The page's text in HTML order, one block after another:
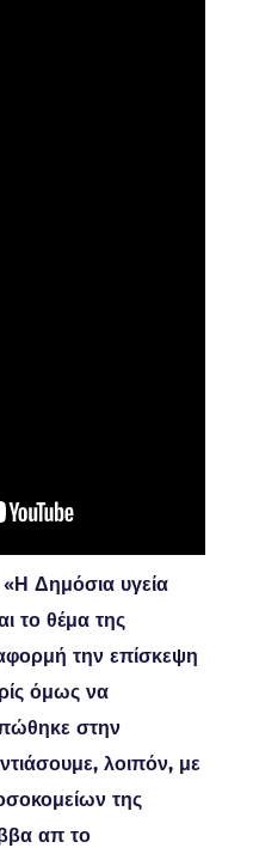
Δημόσια υγεία
το θέμα της
την επίσκεψη
όμως να
στην
λοιπόν, με
της
απ το